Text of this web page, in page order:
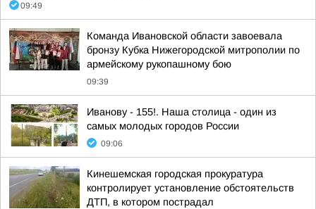
09:49
Команда Ивановской области завоевала
бронзу Кубка Нижегородской митрополии по
армейскому рукопашному бою
09:39
Иванову - 155!. Наша столица - один из
самых молодых городов России
09:06
Кинешемская городская прокуратура
контролирует установление обстоятельств
ДТП, в котором пострадал